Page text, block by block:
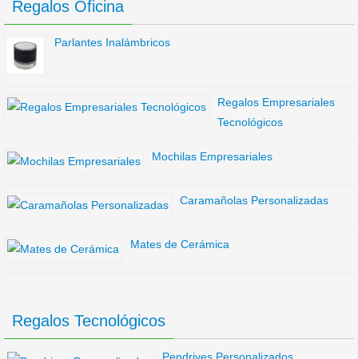
Regalos Oficina
Parlantes Inalámbricos
Regalos Empresariales
Tecnológicos
Mochilas Empresariales
Caramañolas Personalizadas
Mates de Cerámica
Regalos Tecnológicos